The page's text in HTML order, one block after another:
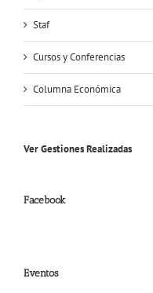
Staf
Cursos y Conferencias
Columna Económica
Ver Gestiones Realizadas
Facebook
Eventos